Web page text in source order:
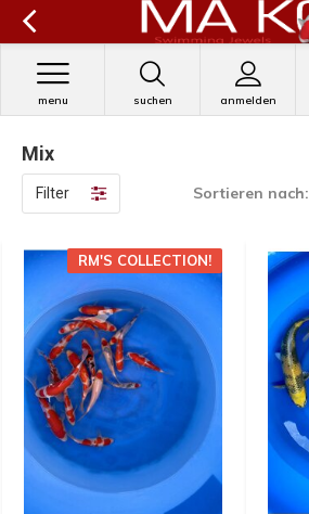
suchen anmelden
menu
Mix
Filter Sortieren nach:
RM'S COLLECTION!